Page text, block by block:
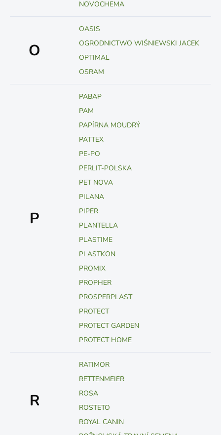
NOVOCHEMA
O
OASIS
OGRODNICTWO WIŚNIEWSKI JACEK
OPTIMAL
OSRAM
P
PABAP
PAM
PAPÍRNA MOUDRÝ
PATTEX
PE-PO
PERLIT-POLSKA
PET NOVA
PILANA
PIPER
PLANTELLA
PLASTIME
PLASTKON
PROMIX
PROPHER
PROSPERPLAST
PROTECT
PROTECT GARDEN
PROTECT HOME
R
RATIMOR
RETTENMEIER
ROSA
ROSTETO
ROYAL CANIN